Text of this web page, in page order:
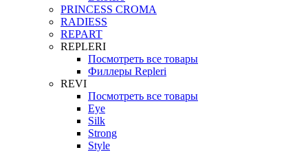
PRINCESS CROMA
RADIESS
REPART
REPLERI
Посмотреть все товары
Филлеры Repleri
REVI
Посмотреть все товары
Eye
Silk
Strong
Style